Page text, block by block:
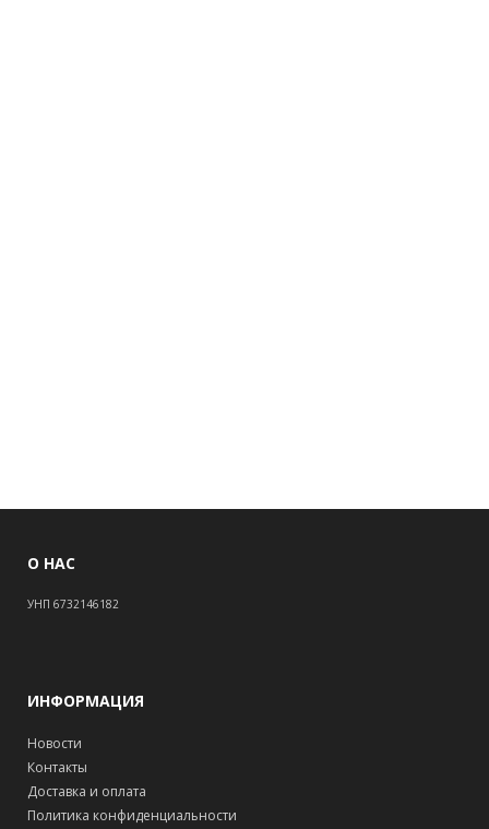
О НАС
УНП 6732146182
ИНФОРМАЦИЯ
Новости
Контакты
Доставка и оплата
Политика конфиденциальности